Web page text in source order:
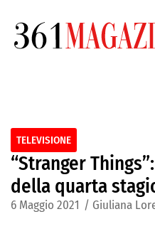
TELEVISIONE
“Stranger
della quarta
6 Maggio 2021 / Giuliana